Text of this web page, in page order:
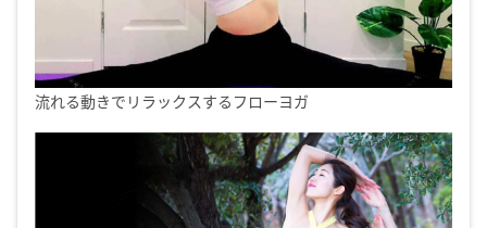
流れる動きでリラックスするフローヨガ